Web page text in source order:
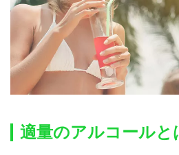
適量のアルコールと